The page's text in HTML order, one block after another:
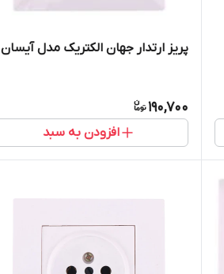
پریز ارتدار جهان الکتریک مدل آیسان
190,700
افزودن به سبد